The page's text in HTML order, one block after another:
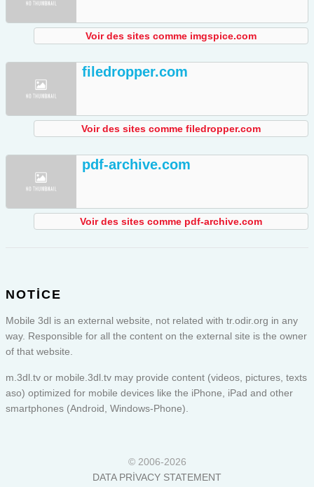
Voir des sites comme imgspice.com
filedropper.com
Voir des sites comme filedropper.com
pdf-archive.com
Voir des sites comme pdf-archive.com
NOTICE
Mobile 3dl is an external website, not related with tr.odir.org in any
way. Responsible for all the content on the external site is the owner
of that website.
m.3dl.tv or mobile.3dl.tv may provide content (videos, pictures, texts
aso) optimized for mobile devices like the iPhone, iPad and other
smartphones (Android, Windows-Phone).
© 2006-2026
DATA PRIVACY STATEMENT